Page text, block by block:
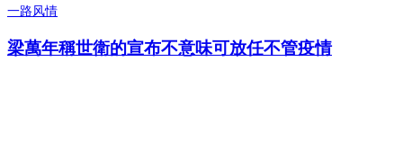
一路风情
梁萬年稱世衛的宣布不意味可放任不管疫情